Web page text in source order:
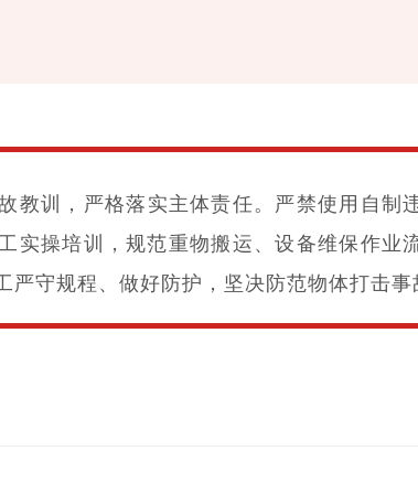
教训，严格落实主体责任。严禁使用自制
实操培训，规范重物搬运、设备维保作业
守规程、做好防护，坚决防范物体打击事